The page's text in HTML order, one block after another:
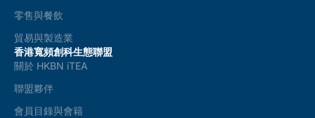
零售與餐飲
貿易與製造業
香港寬頻創科生態聯盟
關於 HKBN iTEA
聯盟夥伴
會員目錄與會籍